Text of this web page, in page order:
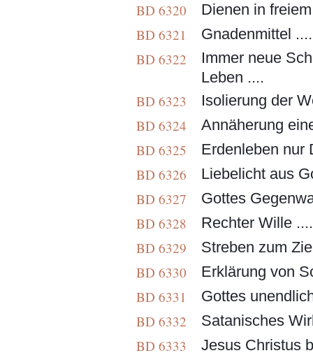
BD 6320
Dienen in
BD 6321
Gnadenmittel
BD 6322
Immer neue
Leben ....
BD 6323
Isolierung der
BD 6324
Annäherung
BD 6325
Erdenleben nur
BD 6326
Liebelicht aus
BD 6327
Gottes
BD 6328
Rechter Wille
BD 6329
Streben zum
BD 6330
Erklärung von
BD 6331
Gottes
BD 6332
Satanisches
BD 6333
Jesus Christus